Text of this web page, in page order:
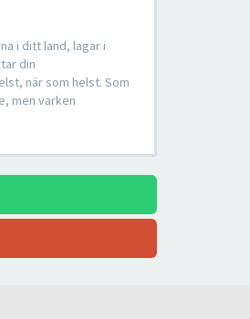
i ditt land, lagar i
din
när som helst. Som
men varken